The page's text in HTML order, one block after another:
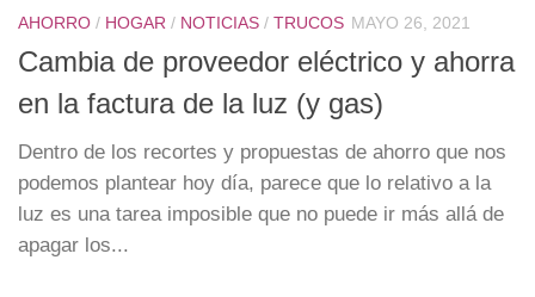
AHORRO / HOGAR / NOTICIAS / TRUCOS MAYO 26, 2021
Cambia de proveedor eléctrico y ahorra
en la factura de la luz (y gas)
Dentro de los recortes y propuestas de ahorro que nos
podemos plantear hoy día, parece que lo relativo a la
luz es una tarea imposible que no puede ir más allá de
apagar los...